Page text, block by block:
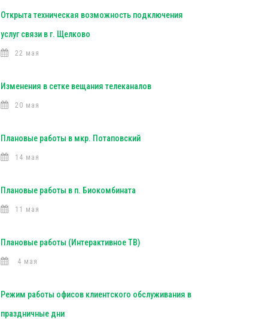
Открыта техническая возможность подключения
услуг связи в г. Щелково
22 мая
Изменения в сетке вещания телеканалов
20 мая
Плановые работы в мкр. Потаповский
14 мая
Плановые работы в п. Биокомбината
11 мая
Плановые работы (Интерактивное ТВ)
4 мая
Режим работы офисов клиентского обслуживания в
праздничные дни